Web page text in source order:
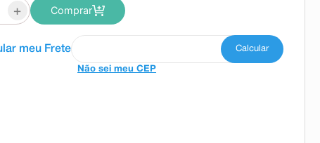
+ Comprar
Não sei meu CEP